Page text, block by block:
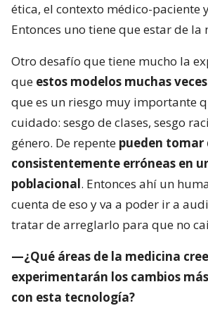
ética, el contexto médico-paciente
Entonces uno tiene que estar de la
Otro desafío que tiene mucho la
que estos modelos muchas
que es un riesgo muy importante
cuidado: sesgo de clases, sesgo
género. De repente pueden tomar
consistentemente erróneas en
poblacional. Entonces ahí un
cuenta de eso y va a poder ir a
tratar de arreglarlo para que no
—¿Qué áreas de la medicina
experimentarán los cambios
con esta tecnología?